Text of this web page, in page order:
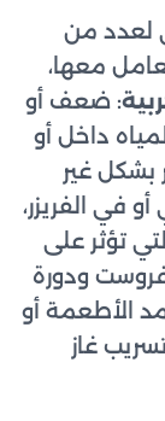
لعدد من
معها،
: ضعف أو
داخل أو
بشكل غير
في الفريزر،
تؤثر على
ودورة
الأطعمة أو
غاز